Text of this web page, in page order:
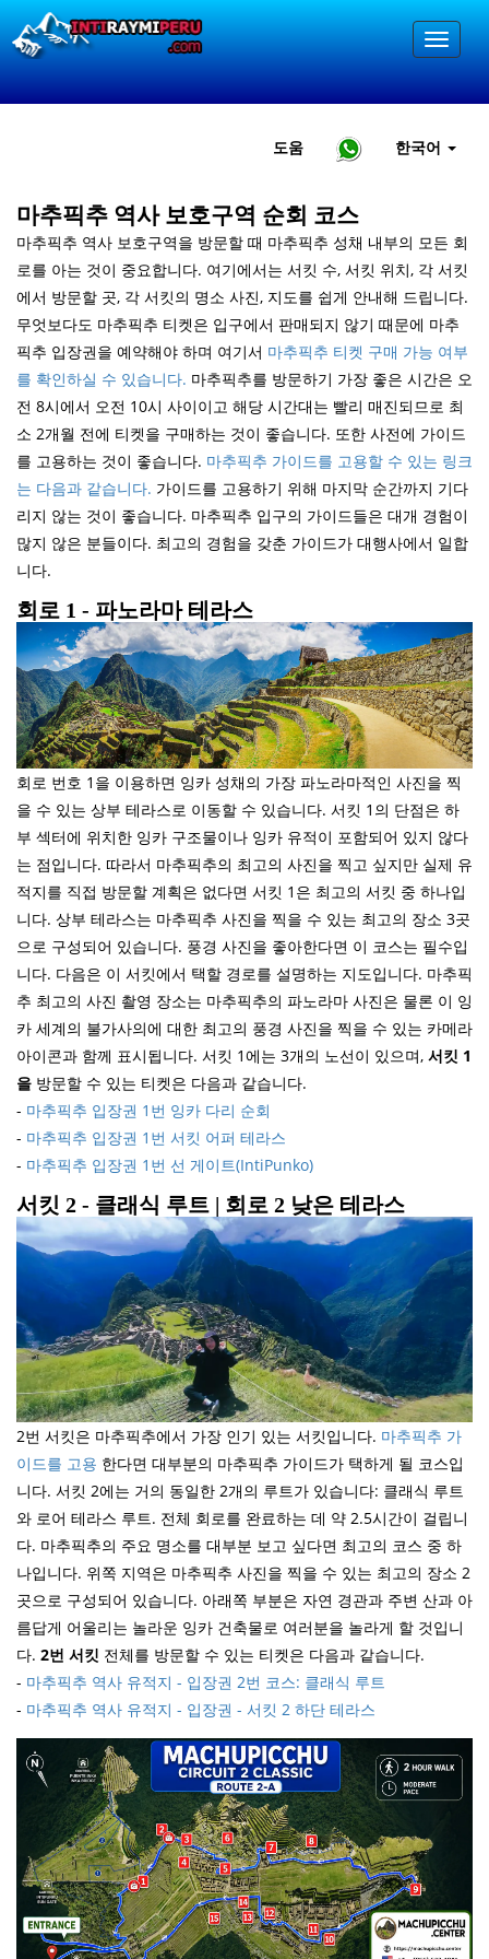
도움 한국어
마추픽추 역사 보호구역 순회 코스
마추픽추 역사 보호구역을 방문할 때 마추픽추 성채 내부의 모든 회
로를 아는 것이 중요합니다. 여기에서는 서킷 수, 서킷 위치, 각 서킷
에서 방문할 곳, 각 서킷의 명소 사진, 지도를 쉽게 안내해 드립니다.
무엇보다도 마추픽추 티켓은 입구에서 판매되지 않기 때문에 마추
픽추 입장권을 예약해야 하며 여기서 마추픽추 티켓 구매 가능 여부
를 확인하실 수 있습니다. 마추픽추를 방문하기 가장 좋은 시간은 오
전 8시에서 오전 10시 사이이고 해당 시간대는 빨리 매진되므로 최
소 2개월 전에 티켓을 구매하는 것이 좋습니다. 또한 사전에 가이드
를 고용하는 것이 좋습니다. 마추픽추 가이드를 고용할 수 있는 링크
는 다음과 같습니다. 가이드를 고용하기 위해 마지막 순간까지 기다
리지 않는 것이 좋습니다. 마추픽추 입구의 가이드들은 대개 경험이
많지 않은 분들이다. 최고의 경험을 갖춘 가이드가 대행사에서 일합
니다.
회로 1 - 파노라마 테라스
회로 번호 1을 이용하면 잉카 성채의 가장 파노라마적인 사진을 찍
을 수 있는 상부 테라스로 이동할 수 있습니다. 서킷 1의 단점은 하
부 섹터에 위치한 잉카 구조물이나 잉카 유적이 포함되어 있지 않다
는 점입니다. 따라서 마추픽추의 최고의 사진을 찍고 싶지만 실제 유
적지를 직접 방문할 계획은 없다면 서킷 1은 최고의 서킷 중 하나입
니다. 상부 테라스는 마추픽추 사진을 찍을 수 있는 최고의 장소 3곳
으로 구성되어 있습니다. 풍경 사진을 좋아한다면 이 코스는 필수입
니다. 다음은 이 서킷에서 택할 경로를 설명하는 지도입니다. 마추픽
추 최고의 사진 촬영 장소는 마추픽추의 파노라마 사진은 물론 이 잉
카 세계의 불가사의에 대한 최고의 풍경 사진을 찍을 수 있는 카메라
아이콘과 함께 표시됩니다. 서킷 1에는 3개의 노선이 있으며, 서킷 1
을 방문할 수 있는 티켓은 다음과 같습니다.
- 마추픽추 입장권 1번 잉카 다리 순회
- 마추픽추 입장권 1번 서킷 어퍼 테라스
- 마추픽추 입장권 1번 선 게이트(IntiPunko)
서킷 2 - 클래식 루트 | 회로 2 낮은 테라스
2번 서킷은 마추픽추에서 가장 인기 있는 서킷입니다. 마추픽추 가
이드를 고용 한다면 대부분의 마추픽추 가이드가 택하게 될 코스입
니다. 서킷 2에는 거의 동일한 2개의 루트가 있습니다: 클래식 루트
와 로어 테라스 루트. 전체 회로를 완료하는 데 약 2.5시간이 걸립니
다. 마추픽추의 주요 명소를 대부분 보고 싶다면 최고의 코스 중 하
나입니다. 위쪽 지역은 마추픽추 사진을 찍을 수 있는 최고의 장소 2
곳으로 구성되어 있습니다. 아래쪽 부분은 자연 경관과 주변 산과 아
름답게 어울리는 놀라운 잉카 건축물로 여러분을 놀라게 할 것입니
다. 2번 서킷 전체를 방문할 수 있는 티켓은 다음과 같습니다.
- 마추픽추 역사 유적지 - 입장권 2번 코스: 클래식 루트
- 마추픽추 역사 유적지 - 입장권 - 서킷 2 하단 테라스